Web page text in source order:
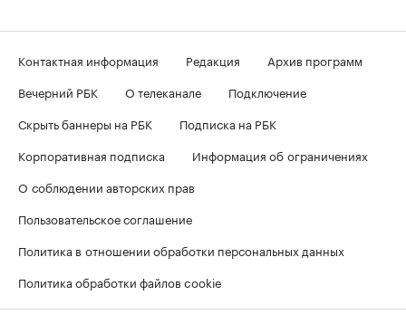
Контактная информация Редакция
Архив программ
Вечерний РБК
О телеканале
Подключение
Скрыть баннеры на РБК
Подписка на РБК
Корпоративная подписка
Информация об ограничениях
О соблюдении авторских прав
Пользовательское соглашение
Политика в отношении обработки персональных данных
Политика обработки файлов cookie